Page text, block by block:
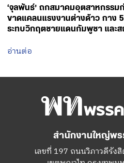
‘จุลพันธ์’ ถกสมาคมอุตสาหกรรม
ขาดแคลนแรงงานต่างด้าว กาง
ระทบวิกฤตชายแดนกัมพูชา และ
อ่านต่อ
สำนักงานใหญ่พร
เลขที่ 197 ถนนวิภาวดีรัง